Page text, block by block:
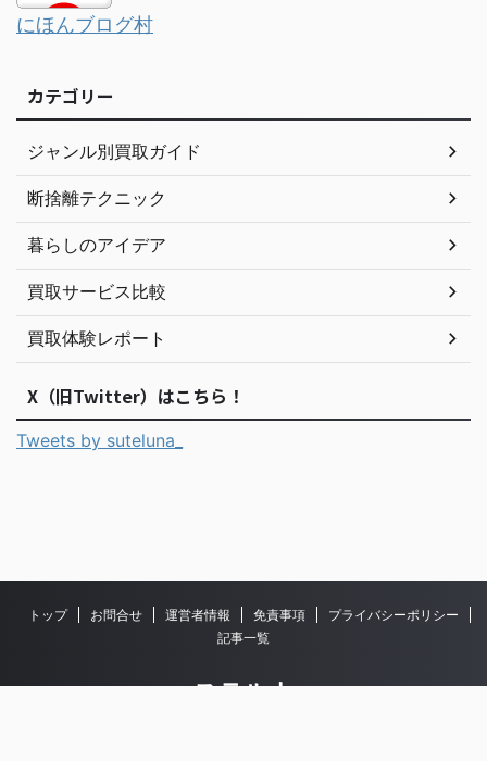
にほんブログ村
カテゴリー
ジャンル別買取ガイド
断捨離テクニック
暮らしのアイデア
買取サービス比較
買取体験レポート
X（旧Twitter）はこちら！
Tweets by suteluna_
トップ お問合せ 運営者情報 免責事項
プライバシーポリシー
記事一覧
ステルナ